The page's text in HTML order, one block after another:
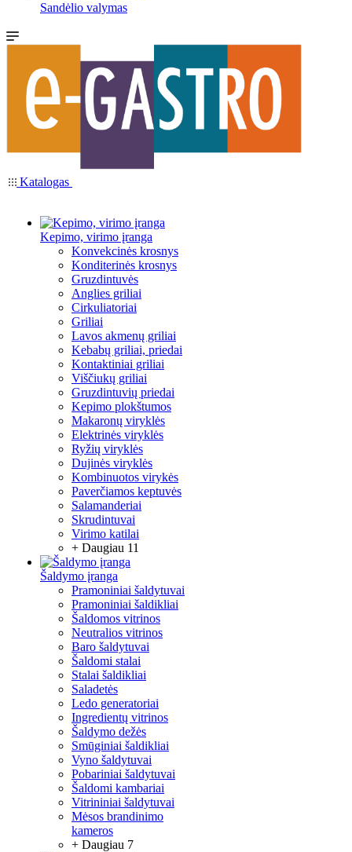
Sandėlio valymas
Katalogas
Kepimo, virimo įranga
Konvekcinės krosnys
Konditerinės krosnys
Gruzdintuvės
Anglies griliai
Cirkuliatoriai
Griliai
Lavos akmenų griliai
Kebabų griliai, priedai
Kontaktiniai griliai
Viščiukų griliai
Gruzdintuvių priedai
Kepimo plokštumos
Makaronų viryklės
Elektrinės viryklės
Ryžių viryklės
Dujinės viryklės
Kombinuotos virykės
Paverčiamos keptuvės
Salamanderiai
Skrudintuvai
Virimo katilai
+ Daugiau 11
Šaldymo įranga
Pramoniniai šaldytuvai
Pramoniniai šaldikliai
Šaldomos vitrinos
Neutralios vitrinos
Baro šaldytuvai
Šaldomi stalai
Stalai šaldikliai
Saladetės
Ledo generatoriai
Ingredientų vitrinos
Šaldymo dežės
Smūginiai šaldikliai
Vyno šaldytuvai
Pobariniai šaldytuvai
Šaldomi kambariai
Vitrininiai šaldytuvai
Mėsos brandinimo
kameros
+ Daugiau 7